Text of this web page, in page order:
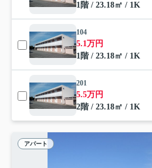
1階 / 23.18㎡ / 1K
104
5.1万円
1階 / 23.18㎡ / 1K
201
5.5万円
2階 / 23.18㎡ / 1K
アパート